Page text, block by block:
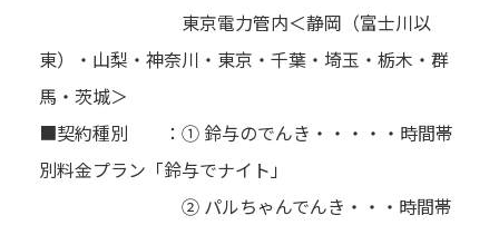
東京電力管内＜静岡（富士川以
東）・山梨・神奈川・東京・千葉・埼玉・栃木・群
馬・茨城＞
■契約種別 ：① 鈴与のでんき・・・・・時間帯
別料金プラン「鈴与でナイト」
② パルちゃんでんき・・・時間帯